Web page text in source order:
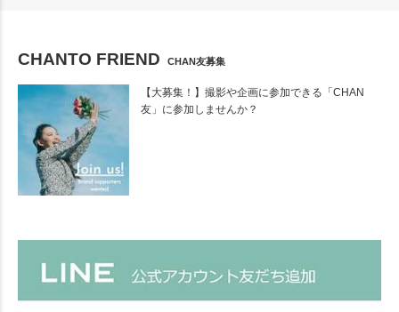
CHANTO FRIEND CHAN友募集
【大募集！】撮影や企画に参加できる「CHAN
友」に参加しませんか？